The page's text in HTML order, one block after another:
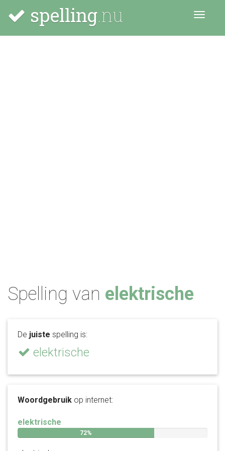
spelling.nu Menu
Spelling van elektrische
De juiste spelling is:
elektrische
Woordgebruik op internet:
elektrische
72%